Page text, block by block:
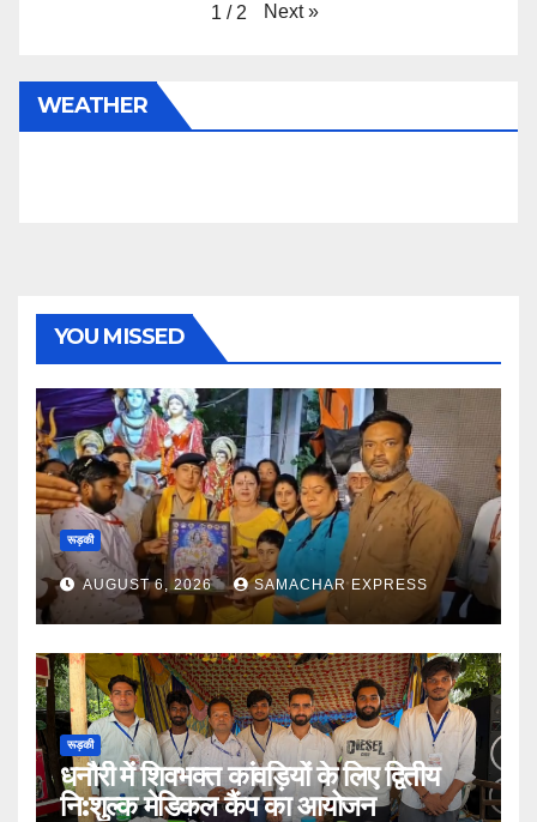
1 / 2 Next »
WEATHER
YOU MISSED
रूड़की
AUGUST 6, 2026 SAMACHAR EXPRESS
रूड़की
धनौरी में शिवभक्त कांवड़ियों के लिए द्वितीय
नि:शुल्क मेडिकल कैंप का आयोजन